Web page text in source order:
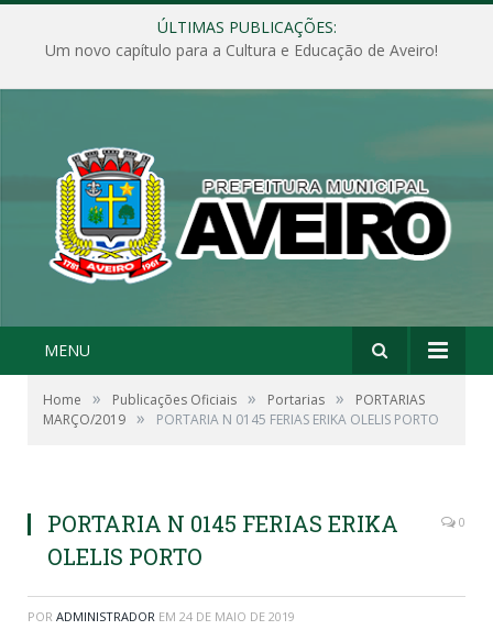
ÚLTIMAS PUBLICAÇÕES:
Um novo capítulo para a Cultura e Educação de Aveiro!
MENU
Home » Publicações Oficiais » Portarias »
PORTARIAS
MARÇO/2019 » PORTARIA N 0145 FERIAS ERIKA OLELIS PORTO
PORTARIA N 0145 FERIAS ERIKA
OLELIS PORTO
0
POR ADMINISTRADOR EM 24 DE MAIO DE 2019